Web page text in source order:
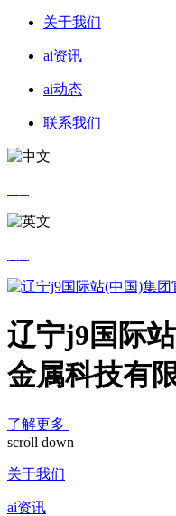
关于我们
ai资讯
ai动态
联系我们
辽宁j9国际
金属科技有
了解更多
scroll down
关于我们
ai资讯